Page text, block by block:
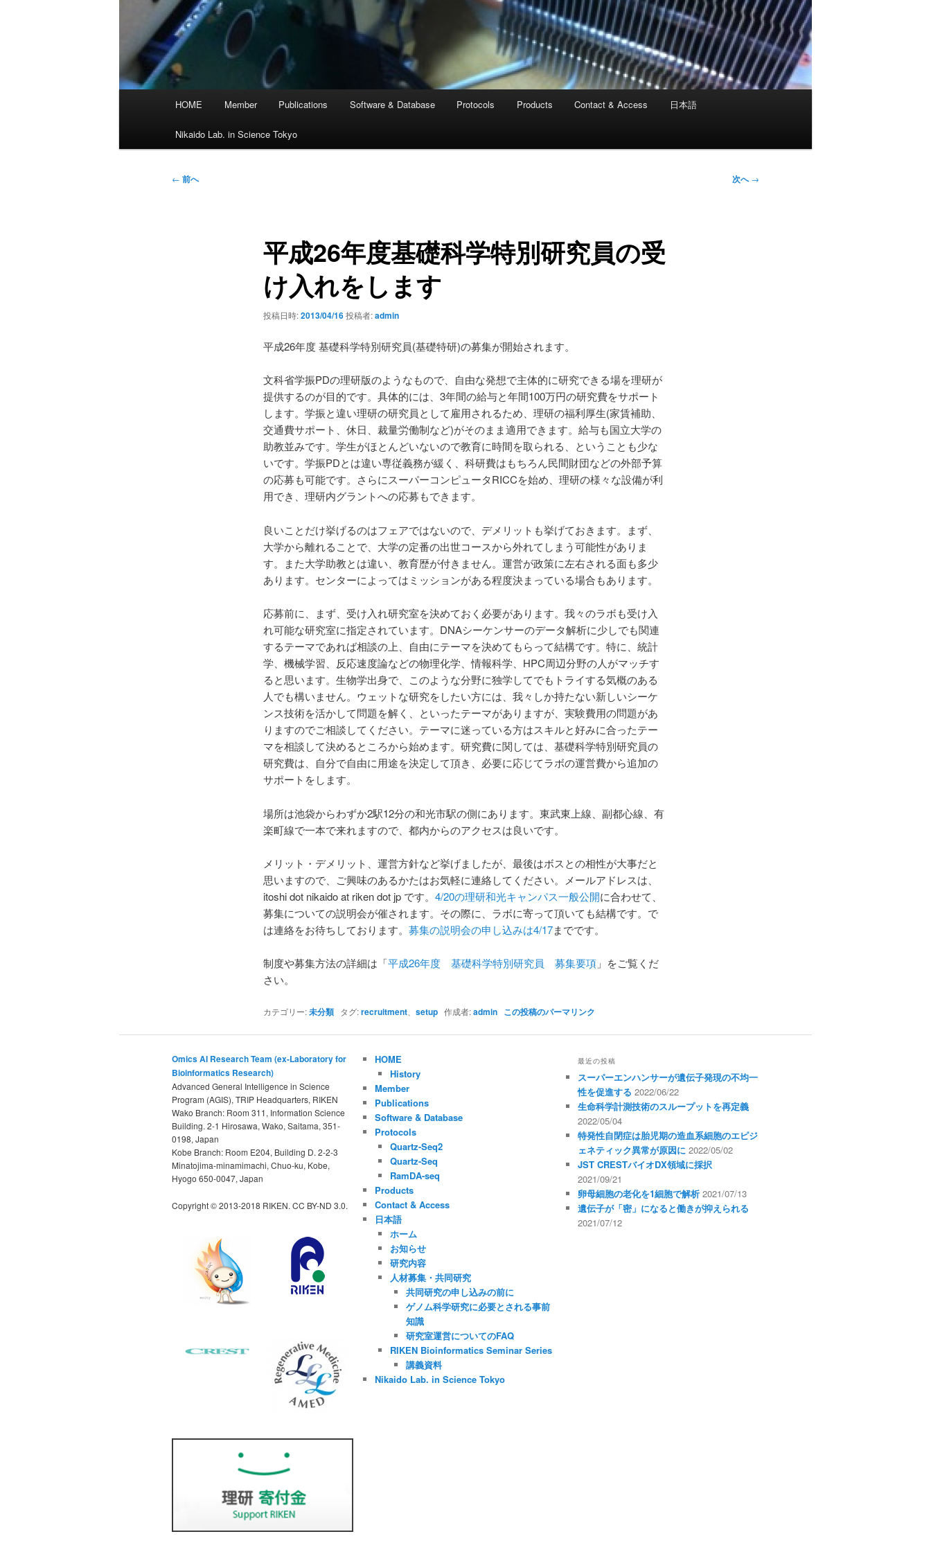
メ
HOME Member Publications Software & Database Protocols Products Contact & Access 日本語
Nikaido Lab. in Science Tokyo
投
← 前へ 次へ→
平成26年度基礎科学特別研究員の受
け入れをします
投稿日時:2013/04/16投稿者:admin
平成26年度 基礎科学特別研究員(基礎特研)の募集が開始されます。
文科省学振PDの理研版のようなもので、自由な発想で主体的に研究できる場を理研が
提供するのが目的です。具体的には、3年間の給与と年間100万円の研究費をサポート
します。学振と違い理研の研究員として雇用されるため、理研の福利厚生(家賃補助、
交通費サポート、休日、裁量労働制など)がそのまま適用できます。給与も国立大学の
助教並みです。学生がほとんどいないので教育に時間を取られる、ということも少な
いです。学振PDとは違い専従義務が緩く、科研費はもちろん民間財団などの外部予算
の応募も可能です。さらにスーパーコンピュータRICCを始め、理研の様々な設備が利
用でき、理研内グラントへの応募もできます。
良いことだけ挙げるのはフェアではないので、デメリットも挙げておきます。まず、
大学から離れることで、大学の定番の出世コースから外れてしまう可能性がありま
す。また大学助教とは違い、教育歴が付きません。運営が政策に左右される面も多少
あります。センターによってはミッションがある程度決まっている場合もあります。
応募前に、まず、受け入れ研究室を決めておく必要があります。我々のラボも受け入
れ可能な研究室に指定されています。DNAシーケンサーのデータ解析に少しでも関連
するテーマであれば相談の上、自由にテーマを決めてもらって結構です。特に、統計
学、機械学習、反応速度論などの物理化学、情報科学、HPC周辺分野の人がマッチす
ると思います。生物学出身で、このような分野に独学してでもトライする気概のある
人でも構いません。ウェットな研究をしたい方には、我々しか持たない新しいシーケ
ンス技術を活かして問題を解く、といったテーマがありますが、実験費用の問題があ
りますのでご相談してください。テーマに迷っている方はスキルと好みに合ったテー
マを相談して決めるところから始めます。研究費に関しては、基礎科学特別研究員の
研究費は、自分で自由に用途を決定して頂き、必要に応じてラボの運営費から追加の
サポートをします。
場所は池袋からわずか2駅12分の和光市駅の側にあります。東武東上線、副都心線、有
楽町線で一本で来れますので、都内からのアクセスは良いです。
メリット・デメリット、運営方針など挙げましたが、最後はボスとの相性が大事だと
思いますので、ご興味のあるかたはお気軽に連絡してください。メールアドレスは、
itoshi dot nikaido at riken dot jp です。 4/20の理研和光キャンパス一般公開に合わせて、
募集についての説明会が催されます。その際に、ラボに寄って頂いても結構です。で
は連絡をお待ちしております。 募集の説明会の申し込みは4/17までです。
制度や募集方法の詳細は「平成26年度 基礎科学特別研究員 募集要項」をご覧くだ
さい。
カテゴリー:未分類タグ:recruitment、 setup作成者:admin この投稿のパーマリンク
Omics AI Research Team (ex-Laboratory for
Bioinformatics Research)
Advanced General Intelligence in Science
Program (AGIS), TRIP Headquarters, RIKEN
Wako Branch: Room 311, Information Science
Building. 2-1 Hirosawa, Wako, Saitama, 351-
0198, Japan
Kobe Branch: Room E204, Building D. 2-2-3
Minatojima-minamimachi, Chuo-ku, Kobe,
Hyogo 650-0047, Japan
Copyright © 2013-2018 RIKEN. CC BY-ND 3.0.
HOME
History
Member
Publications
Software & Database
Protocols
Quartz-Seq2
Quartz-Seq
RamDA-seq
Products
Contact & Access
日本語
ホーム
お知らせ
研究内容
人材募集・共同研究
共同研究の申し込みの前に
ゲノム科学研究に必要とされる事前
知識
研究室運営についてのFAQ
RIKEN Bioinformatics Seminar Series
講義資料
Nikaido Lab. in Science Tokyo
最近の投稿
スーパーエンハンサーが遺伝子発現の不均一
性を促進する 2022/06/22
生命科学計測技術のスループットを再定義
2022/05/04
特発性自閉症は胎児期の造血系細胞のエピジ
ェネティック異常が原因に 2022/05/02
JST CRESTバイオDX領域に採択
2021/09/21
卵母細胞の老化を1細胞で解析 2021/07/13
遺伝子が「密」になると働きが抑えられる
2021/07/12